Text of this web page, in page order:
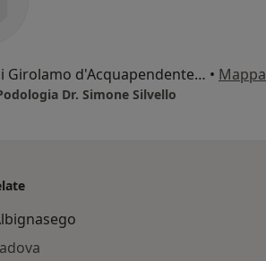
Via Fabrici Girolamo d'Acquapendente, 78, Padova • Mappa
Dr. Simone Silvello